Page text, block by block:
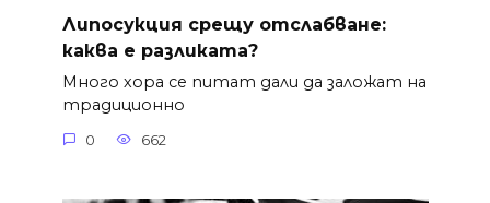
Липосукция срещу отслабване:
каква е разликата?
Много хора се питат дали да заложат на
традиционно
0 662